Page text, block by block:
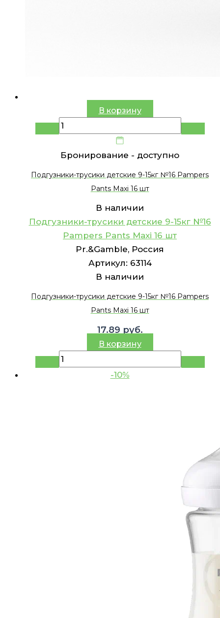
В корзину
Бронирование - доступно
Подгузники-трусики детские 9-15кг №16 Pampers
Pants Maxi 16 шт
В наличии
Подгузники-трусики детские 9-15кг №16
Pampers Pants Maxi 16 шт
Pr.&Gamble, Россия
Артикул: 63114
В наличии
Подгузники-трусики детские 9-15кг №16 Pampers
Pants Maxi 16 шт
17.89 руб.
В корзину
-10%